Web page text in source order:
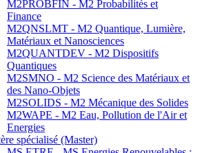
M2PROBFIN - M2 Probabilités et
Finance
M2QNSLMT - M2 Quantique, Lumière,
Matériaux et Nanosciences
M2QUANTDEV - M2 Dispositifs
Quantiques
M2SMNO - M2 Science des Matériaux et
des Nano-Objets
M2SOLIDS - M2 Mécanique des Solides
M2WAPE - M2 Eau, Pollution de l'Air et
Energies
spécialisé (Master)